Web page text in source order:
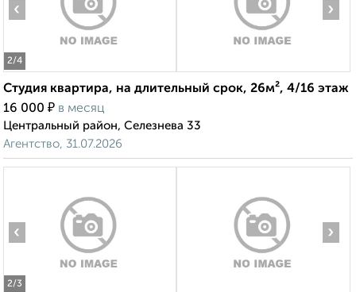
2/4
‹ ›
Студия квартира, на длительный срок, 26м², 4/16 этаж
16 000 ₽ в месяц
Центральный район, Селезнева 33
Агентство, 31.07.2026
2/3
‹ ›